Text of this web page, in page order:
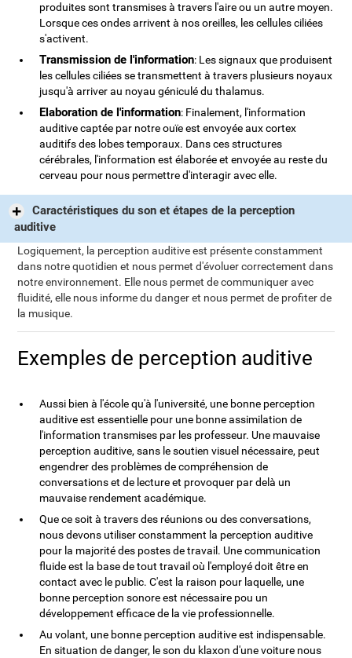
produites sont transmises à travers l'aire ou un autre moyen.
Lorsque ces ondes arrivent à nos oreilles, les cellules ciliées
s'activent.
Transmission de l'information: Les signaux que produisent
les cellules ciliées se transmettent à travers plusieurs noyaux
jusqu'à arriver au noyau géniculé du thalamus.
Elaboration de l'information: Finalement, l'information
auditive captée par notre ouïe est envoyée aux cortex
auditifs des lobes temporaux. Dans ces structures
cérébrales, l'information est élaborée et envoyée au reste du
cerveau pour nous permettre d'interagir avec elle.
Caractéristiques du son et étapes de la perception
auditive
Logiquement, la perception auditive est présente constamment
dans notre quotidien et nous permet d'évoluer correctement dans
notre environnement. Elle nous permet de communiquer avec
fluidité, elle nous informe du danger et nous permet de profiter de
la musique.
Exemples de perception auditive
Aussi bien à l'école qu'à l'université, une bonne perception
auditive est essentielle pour une bonne assimilation de
l'information transmises par les professeur. Une mauvaise
perception auditive, sans le soutien visuel nécessaire, peut
engendrer des problèmes de compréhension de
conversations et de lecture et provoquer par delà un
mauvaise rendement académique.
Que ce soit à travers des réunions ou des conversations,
nous devons utiliser constamment la perception auditive
pour la majorité des postes de travail. Une communication
fluide est la base de tout travail où l'employé doit être en
contact avec le public. C'est la raison pour laquelle, une
bonne perception sonore est nécessaire pou un
développement efficace de la vie professionnelle.
Au volant, une bonne perception auditive est indispensable.
En situation de danger, le son du klaxon d'une voiture nous